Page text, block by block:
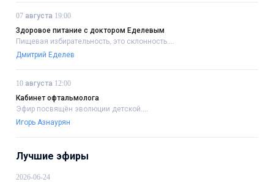
07 августа 19:00
Здоровое питание с доктором Еделевым
Пищевая избирательность, это склонность....
Дмитрий Еделев
10 августа 12:00
Кабинет офтальмолога
Эфир посвящён эволюции детской....
Игорь Азнаурян
Лучшие эфиры
2026-06-24